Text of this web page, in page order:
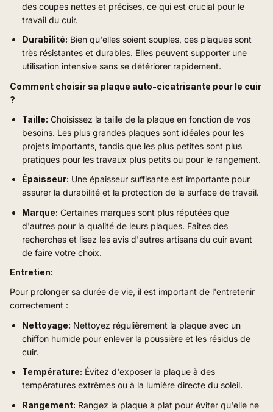
des coupes nettes et précises, ce qui est crucial pour le
travail du cuir.
Durabilité: Bien qu'elles soient souples, ces plaques sont
très résistantes et durables. Elles peuvent supporter une
utilisation intensive sans se détériorer rapidement.
Comment choisir sa plaque auto-cicatrisante pour le cuir
?
Taille: Choisissez la taille de la plaque en fonction de vos
besoins. Les plus grandes plaques sont idéales pour les
projets importants, tandis que les plus petites sont plus
pratiques pour les travaux plus petits ou pour le rangement.
Épaisseur: Une épaisseur suffisante est importante pour
assurer la durabilité et la protection de la surface de travail.
Marque: Certaines marques sont plus réputées que
d'autres pour la qualité de leurs plaques. Faites des
recherches et lisez les avis d'autres artisans du cuir avant
de faire votre choix.
Entretien:
Pour prolonger sa durée de vie, il est important de l'entretenir
correctement :
Nettoyage: Nettoyez régulièrement la plaque avec un
chiffon humide pour enlever la poussière et les résidus de
cuir.
Température: Évitez d'exposer la plaque à des
températures extrêmes ou à la lumière directe du soleil.
Rangement: Rangez la plaque à plat pour éviter qu'elle ne